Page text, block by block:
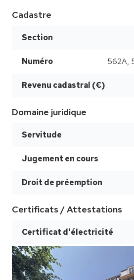
Cadastre
Section
Numéro 562A,
Revenu cadastral (€)
Domaine juridique
Servitude
Jugement en cours
Droit de préemption
Certificats / Attestations
Certificat d'électricité
Voir la gallerie